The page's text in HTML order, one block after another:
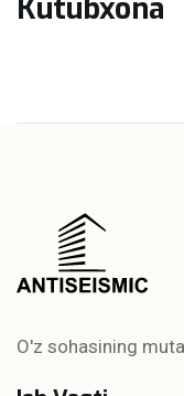
Kutubxona
O'z sohasining